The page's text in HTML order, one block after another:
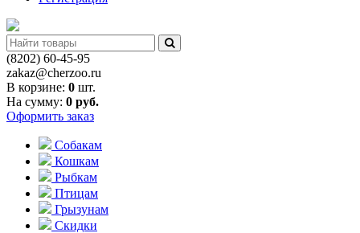
(8202) 60-45-95
zakaz@cherzoo.ru
В корзине: 0 шт.
На сумму: 0 руб.
Оформить заказ
Собакам
Кошкам
Рыбкам
Птицам
Грызунам
Скидки